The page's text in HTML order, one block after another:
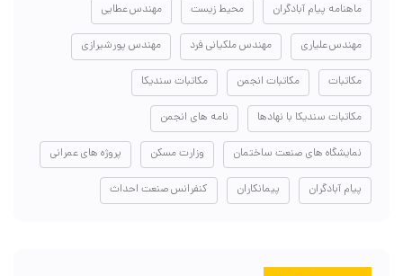
ماهنامه پیام آبادگران محیط زیست مهندس عطایی
مهندس علیاری مهندس ملکیانی فرد مهندس پورشیرازی
مکاتبات مکاتبات انجمن مکاتبات سندیکا
مکاتبات سندیکا با نهادها نامه های انجمن
نمایشگاه های صنعت ساختمان وزارت مسکن پروژه های عمرانی
پیام آبادگران پیمانکاران کنفرانس صنعت احداث